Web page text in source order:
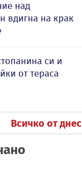
над
вдигна на крак
си и
от тераса
Всичко от днес